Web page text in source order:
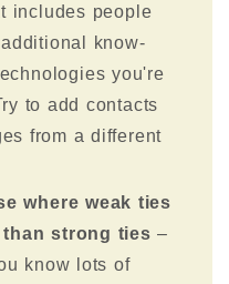
includes people
know-
you're
to add contacts
from a different
where weak ties
strong ties –
know lots of